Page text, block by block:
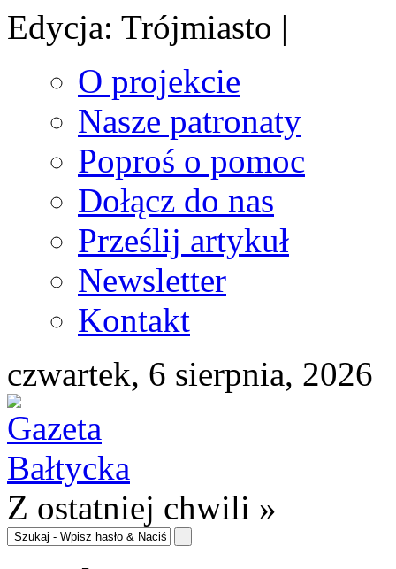
Edycja: Trójmiasto |
O projekcie
Nasze patronaty
Poproś o pomoc
Dołącz do nas
Prześlij artykuł
Newsletter
Kontakt
czwartek, 6 sierpnia, 2026
Z ostatniej chwili »